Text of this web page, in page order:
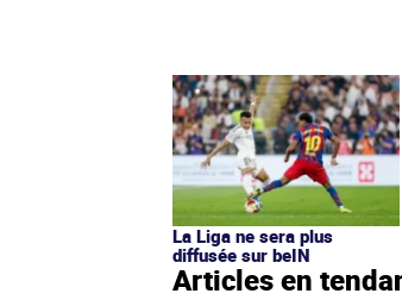
La Liga ne sera plus
diffusée sur beIN
Articles en